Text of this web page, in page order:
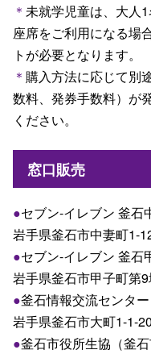
＊ 未就学児童は、大人1
座席をご利用になる場
トが必要となります。
＊ 購入方法に応じて別
数料、発券手数料）が
ください。
窓口販売
●セブン-イレブン 釜石
岩手県釜石市中妻町1-
●セブン-イレブン 釜石
岩手県釜石市甲子町第
●釜石情報交流センター
岩手県釜石市大町1-1-20
●釜石市役所生協（釜